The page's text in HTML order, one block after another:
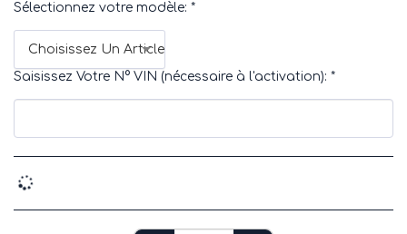
Sélectionnez votre modèle: *
Choisissez Un Article
Saisissez Votre N° VIN (nécessaire à l'activation): *